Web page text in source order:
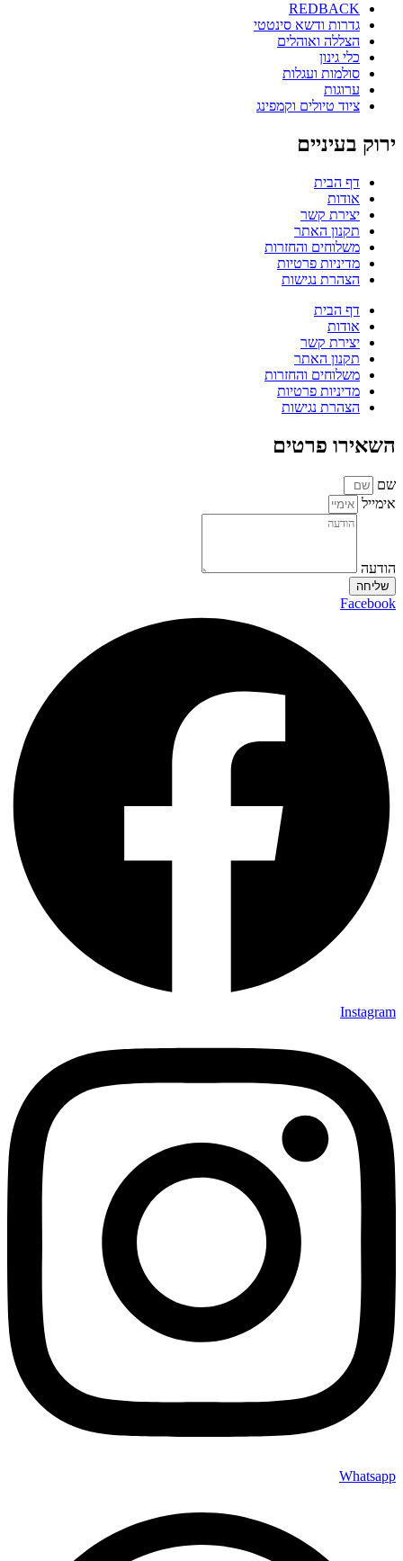
REDBACK
גדרות ודשא סינטטי
הצללה ואוהלים
כלי גינון
סולמות ועגלות
ערוגות
ציוד טיולים וקמפינג
ירוק בעיניים
דף הבית
אודות
יצירת קשר
תקנון האתר
משלוחים והחזרות
מדיניות פרטיות
הצהרת נגישות
דף הבית
אודות
יצירת קשר
תקנון האתר
משלוחים והחזרות
מדיניות פרטיות
הצהרת נגישות
השאירו פרטים
שם
אימייל
הודעה
שליחה
Facebook
Instagram
Whatsapp